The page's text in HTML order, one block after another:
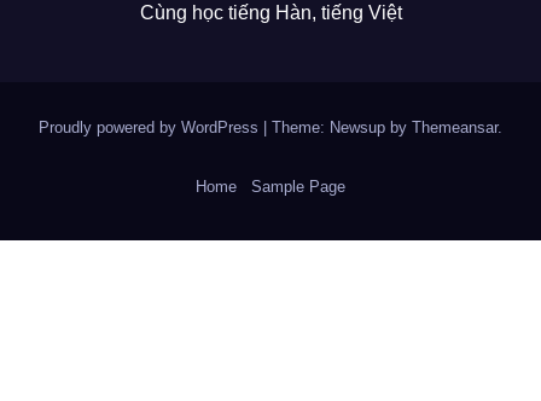
Cùng học tiếng Hàn, tiếng Việt
Proudly powered by WordPress Theme: Newsup by Themeansar.
Home Sample Page